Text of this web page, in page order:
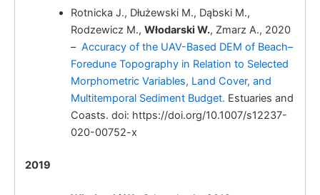
Rotnicka J., Dłużewski M., Dąbski M.,
Rodzewicz M., Włodarski W., Zmarz A., 2020
– Accuracy of the UAV-Based DEM of Beach–
Foredune Topography in Relation to Selected
Morphometric Variables, Land Cover, and
Multitemporal Sediment Budget. Estuaries and
Coasts. doi: https://doi.org/10.1007/s12237-
020-00752-x
2019